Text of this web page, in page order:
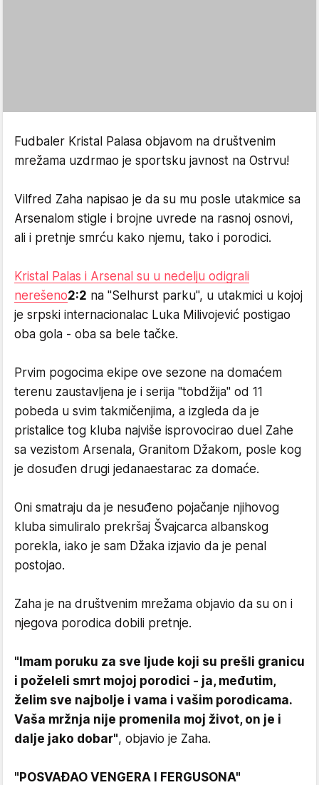
Fudbaler Kristal Palasa objavom na društvenim
mrežama uzdrmao je sportsku javnost na Ostrvu!
Vilfred Zaha napisao je da su mu posle utakmice sa
Arsenalom stigle i brojne uvrede na rasnoj osnovi,
ali i pretnje smrću kako njemu, tako i porodici.
Kristal Palas i Arsenal su u nedelju odigrali
nerešeno2:2 na "Selhurst parku", u utakmici u kojoj
je srpski internacionalac Luka Milivojević postigao
oba gola - oba sa bele tačke.
Prvim pogocima ekipe ove sezone na domaćem
terenu zaustavljena je i serija "tobdžija" od 11
pobeda u svim takmičenjima, a izgleda da je
pristalice tog kluba najviše isprovocirao duel Zahe
sa vezistom Arsenala, Granitom Džakom, posle kog
je dosuđen drugi jedanaestarac za domaće.
Oni smatraju da je nesuđeno pojačanje njihovog
kluba simuliralo prekršaj Švajcarca albanskog
porekla, iako je sam Džaka izjavio da je penal
postojao.
Zaha je na društvenim mrežama objavio da su on i
njegova porodica dobili pretnje.
"Imam poruku za sve ljude koji su prešli granicu
i poželeli smrt mojoj porodici - ja, međutim,
želim sve najbolje i vama i vašim porodicama.
Vaša mržnja nije promenila moj život, on je i
dalje jako dobar", objavio je Zaha.
"POSVAĐAO VENGERA I FERGUSONA"